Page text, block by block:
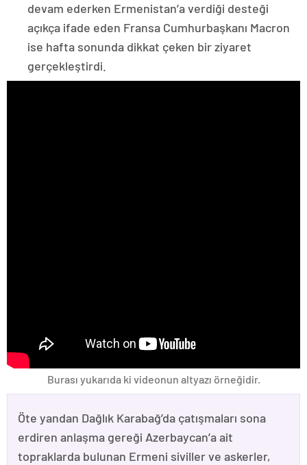
devam ederken Ermenistan’a verdiği desteği
açıkça ifade eden Fransa Cumhurbaşkanı Macron
ise hafta sonunda dikkat çeken bir ziyaret
gerçekleştirdi.
Burası yukarıda ki videonun altyazı örneğidir.
Öte yandan Dağlık Karabağ’da çatışmaları sona
erdiren anlaşma gereği Azerbaycan’a ait
topraklarda bulunan Ermeni siviller ve askerler,